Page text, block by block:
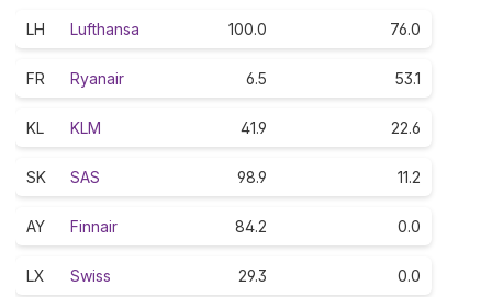
LH Lufthansa 100.0 76.0
FR Ryanair 6.5 53.1
KL KLM 41.9 22.6
SK SAS 98.9 11.2
AY Finnair 84.2 0.0
LX Swiss 29.3 0.0